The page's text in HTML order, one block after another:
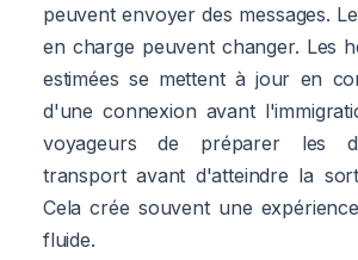
peuvent envoyer des messages.
en charge peuvent changer. Les
estimées se mettent à jour en
d'une connexion avant
voyageurs de préparer les
transport avant d'atteindre la
Cela crée souvent une
fluide.